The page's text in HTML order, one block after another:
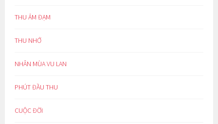
THU ẢM ĐẠM
THU NHỚ
NHÂN MÙA VU LAN
PHÚT ĐẦU THU
CUỘC ĐỜI